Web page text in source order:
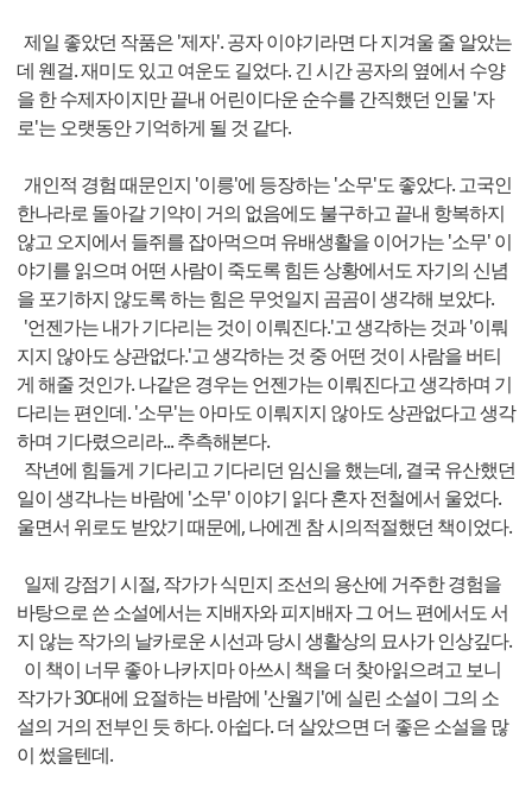
제일 좋았던 작품은 '제자'. 공자 이야기라면 다 지겨울 줄 알았는
데 웬걸. 재미도 있고 여운도 길었다. 긴 시간 공자의 옆에서 수양
을 한 수제자이지만 끝내 어린이다운 순수를 간직했던 인물 '자
로'는 오랫동안 기억하게 될 것 같다.
개인적 경험 때문인지 '이릉'에 등장하는 '소무'도 좋았다. 고국인
한나라로 돌아갈 기약이 거의 없음에도 불구하고 끝내 항복하지
않고 오지에서 들쥐를 잡아먹으며 유배생활을 이어가는 '소무' 이
야기를 읽으며 어떤 사람이 죽도록 힘든 상황에서도 자기의 신념
을 포기하지 않도록 하는 힘은 무엇일지 곰곰이 생각해 보았다.
'언젠가는 내가 기다리는 것이 이뤄진다.'고 생각하는 것과 '이뤄
지지 않아도 상관없다.'고 생각하는 것 중 어떤 것이 사람을 버티
게 해줄 것인가. 나같은 경우는 언젠가는 이뤄진다고 생각하며 기
다리는 편인데. '소무'는 아마도 이뤄지지 않아도 상관없다고 생각
하며 기다렸으리라... 추측해본다.
작년에 힘들게 기다리고 기다리던 임신을 했는데, 결국 유산했던
일이 생각나는 바람에 '소무' 이야기 읽다 혼자 전철에서 울었다.
울면서 위로도 받았기 때문에, 나에겐 참 시의적절했던 책이었다.
일제 강점기 시절, 작가가 식민지 조선의 용산에 거주한 경험을
바탕으로 쓴 소설에서는 지배자와 피지배자 그 어느 편에서도 서
지 않는 작가의 날카로운 시선과 당시 생활상의 묘사가 인상깊다.
이 책이 너무 좋아 나카지마 아쓰시 책을 더 찾아읽으려고 보니
작가가 30대에 요절하는 바람에 '산월기'에 실린 소설이 그의 소
설의 거의 전부인 듯 하다. 아쉽다. 더 살았으면 더 좋은 소설을 많
이 썼을텐데.